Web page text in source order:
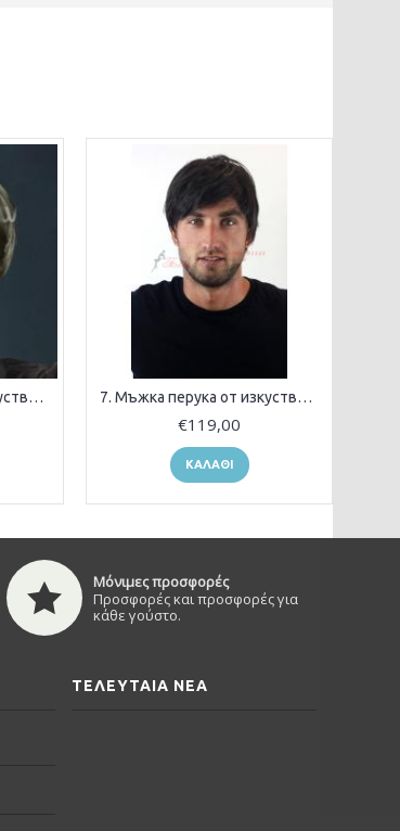
5. Мъжка перука от изкуствена коса 7. Мъжка перука от изкуствена коса
€119,00
ΚΑΛΆΘΙ
Μόνιμες προσφορές
Προσφορές και προσφορές για
κάθε γούστο.
ΤΕΛΕΥΤΑΊΑ ΝΈΑ